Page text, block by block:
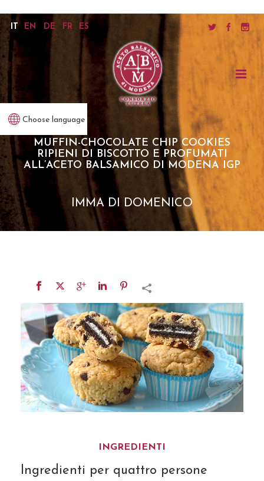
Choose language
MUFFIN-CHOCOLATE CHIP COOKIES
RIPIENI DI BISCOTTO E PROFUMATI
ALL’ACETO BALSAMICO DI MODENA IGP
IMMA DI DOMENICO
IT EN DE FR ES
INGREDIENTI
Ingredienti per quattro persone